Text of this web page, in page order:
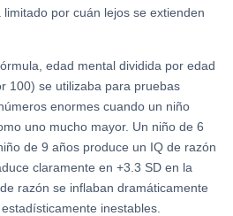
por cuán lejos se extienden
edad mental dividida por edad
100) se utilizaba para pruebas
enormes cuando un niño
uno mucho mayor. Un niño de 6
de 9 años produce un IQ de razón
claramente en +3.3 SD en la
razón se inflaban dramáticamente
inestables.